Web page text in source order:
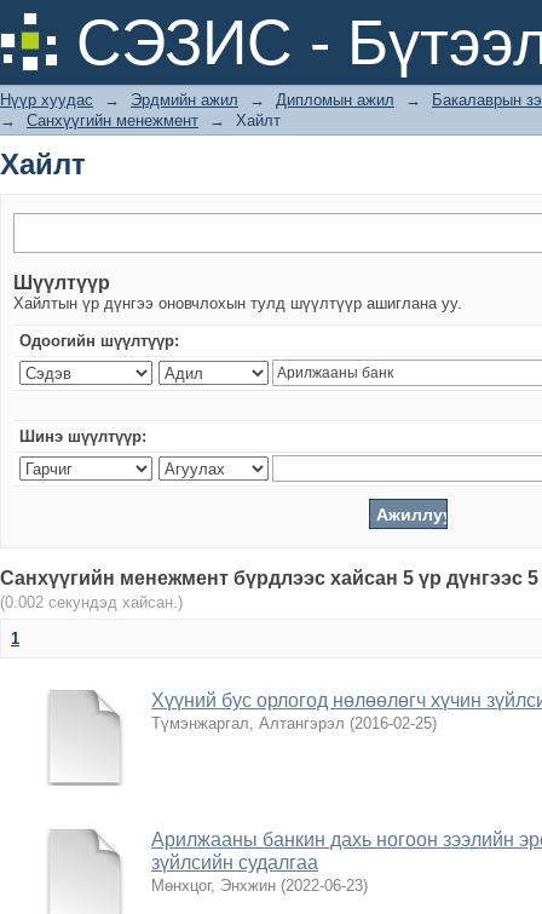
СЭЗИС -
Хайлт
Нүүр хуудас → Эрдмийн ажил → Дипломын ажил →
Бакалаврын
→
Санхүүгийн менежмент → Хайлт
Хайлт
Шүүлтүүр
Хайлтын үр дүнгээ оновчлохын тулд шүүлтүүр ашиглана уу.
Одоогийн шүүлтүүр:
Шинэ шүүлтүүр:
Санхүүгийн менежмент бүрдлээс хайсан 5 үр дүнгээс
(0.002 секундэд хайсан.)
1
Хүүний бус орлогод нөлөөлөгч хүчин
Түмэнжаргал, Алтангэрэл (2016-02-25)
Арилжааны банкин дахь ногоон зээлийн
зүйлсийн судалгаа
Мөнхцог, Энхжин (2022-06-23)